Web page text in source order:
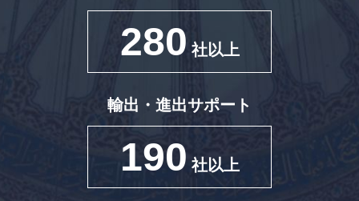
280 社以上
輸出・進出サポート
190 社以上